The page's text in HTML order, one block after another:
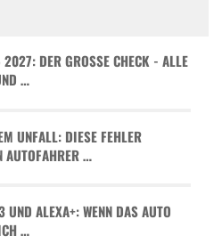
DER GROSSE CHECK - ALLE D
…
UNFALL: DIESE FEHLER
AUTOFAHRER …
UND ALEXA+: WENN DAS AUTO
…